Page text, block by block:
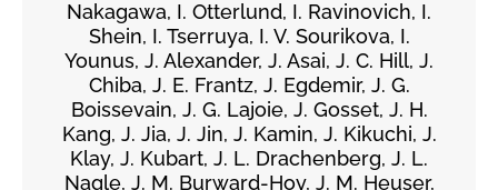
Nakagawa, I. Otterlund, I. Ravinovich, I.
Shein, I. Tserruya, I. V. Sourikova, I.
Younus, J. Alexander, J. Asai, J. C. Hill, J.
Chiba, J. E. Frantz, J. Egdemir, J. G.
Boissevain, J. G. Lajoie, J. Gosset, J. H.
Kang, J. Jia, J. Jin, J. Kamin, J. Kikuchi, J.
Klay, J. Kubart, J. L. Drachenberg, J. L.
Nagle, J. M. Burward-Hoy, J. M. Heuser,